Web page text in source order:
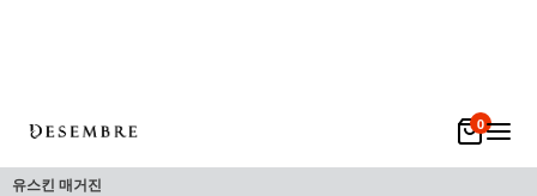
0
유스킨 매거진